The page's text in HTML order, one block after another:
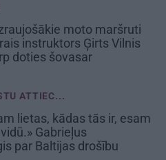
moto maršruti
instruktors Ģirts Vilnis
doties šovasar
ATTIEC...
lietas, kādas tās ir, esam
Gabrieļus
par Baltijas drošību